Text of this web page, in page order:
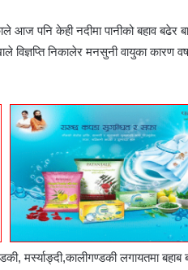
आज पनि केही नदीमा पानीको बहाव
विज्ञप्ति निकालेर मनसुनी वायुका कारण
मर्स्याङ्दी,कालीगण्डकी लगायतमा